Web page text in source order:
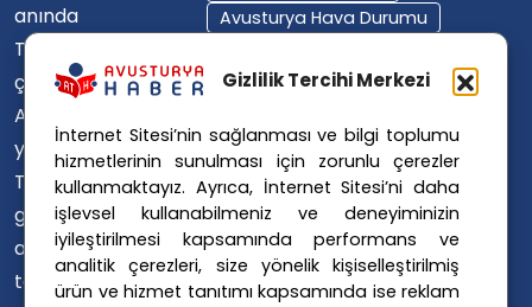
Gizlilik Tercihi Merkezi
İnternet Sitesi’nin sağlanması ve bilgi toplumu
hizmetlerinin sunulması için zorunlu çerezler
kullanmaktayız. Ayrıca, İnternet Sitesi’ni daha
işlevsel kullanabilmeniz ve deneyiminizin
iyileştirilmesi kapsamında performans ve
analitik çerezleri, size yönelik kişiselleştirilmiş
ürün ve hizmet tanıtımı kapsamında ise reklam
anında
Türkçe'ye
çevirerek,
Avusturya'da
yaşayan
Türklerin ülke
gündemini
ana dillerinde
takip
Avusturya Hava Durumu
Avusturya Polisi
Avusturya Polis Soruşturması
Avusturya Sağlık Sistemi
Avusturya Siyaseti
Avusturya Suç Haberleri
Avusturya Trafik Haberleri
Donald Trump
FPÖ